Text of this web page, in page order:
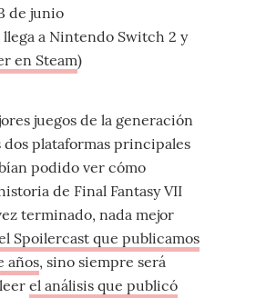
de junio
a Nintendo Switch 2 y
en Steam)
juegos de la generación
dos plataformas principales
podido ver cómo
de Final Fantasy VII
terminado, nada mejor
Spoilercast que publicamos
años, sino siempre será
el análisis que publicó